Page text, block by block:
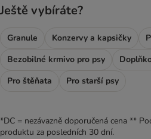
Ještě vybíráte?
Granule Konzervy a kapsičky
Bezobilné krmivo pro psy
Pro štěňata
Pro starší psy
*DC = nezávazně doporučená cena **
produktu za posledních 30 dní.